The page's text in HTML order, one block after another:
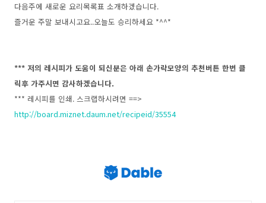
다음주에 새로운 요리목록표 소개하겠습니다.
즐거운 주말 보내시고요..오늘도 승리하세요 *^^*
*** 저의 레시피가 도움이 되신분은 아래 손가락모양의 추천버튼 한번 클
릭후 가주시면 감사하겠습니다.
*** 레시피를 인쇄. 스크랩하시려면 ==>
http://board.miznet.daum.net/recipeid/35554